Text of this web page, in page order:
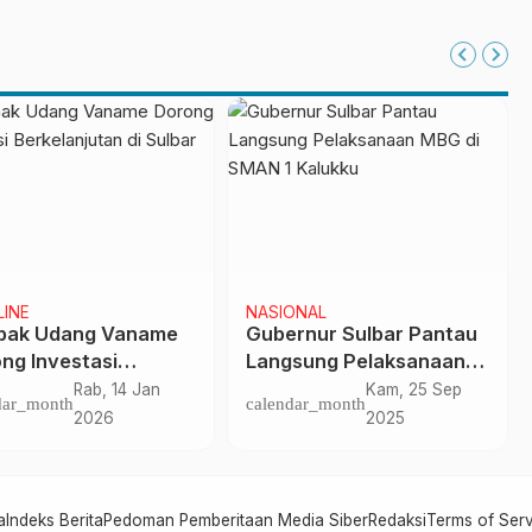
Agustus
100 Sekolah
Beroperasi
Sen, 4 Agu
2025
RAGAM
Perluas Jaringan, Petani
Milenial Jabar Goes to
calendar_month
Sel, 30 Mei
2023
Indeks BeritaPedoman Pemberitaan Media SiberRedaksiTerms of